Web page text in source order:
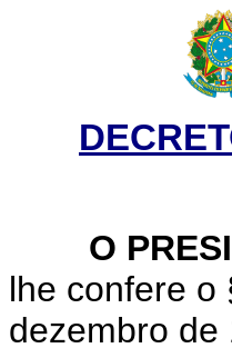
O
lhe confere o
dezembro de